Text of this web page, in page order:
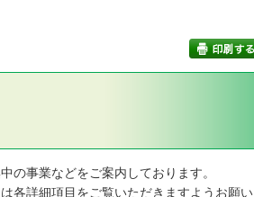
事業などをご案内しております。
各詳細項目をご覧いただきますようお願い